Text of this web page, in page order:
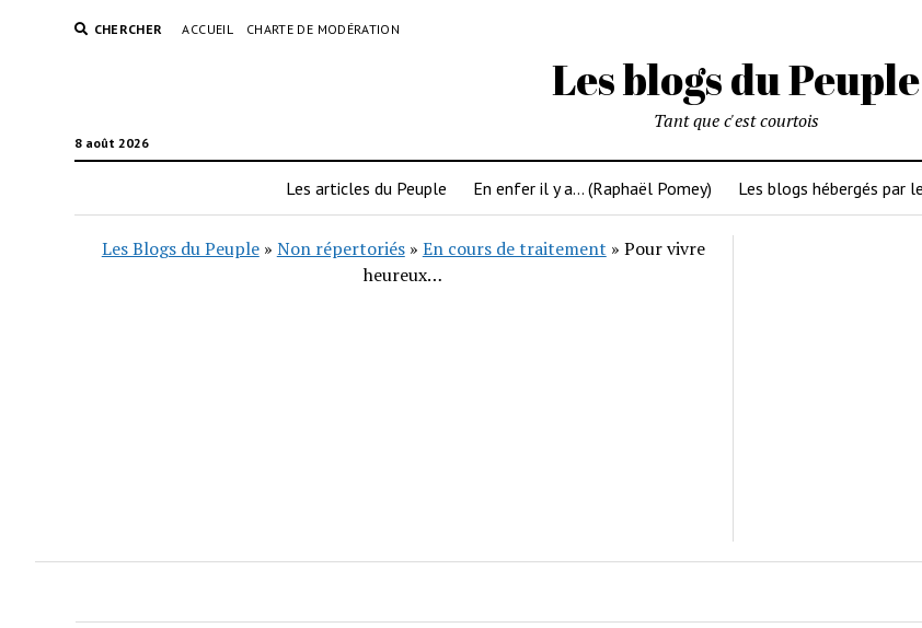
CHERCHER ACCUEIL CHARTE DE MODÉRATION
Les blogs du Peuple
8 août 2026
Tant que c'est courtois
Les articles du Peuple En enfer il y a… (Raphaël Pomey) Les blogs hébergés par
Les Blogs du Peuple» Non répertoriés» En cours de traitement » Pour vivre
heureux…